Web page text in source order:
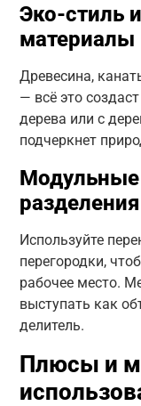
Эко-стиль
материалы
Древесина,
— всё это
дерева или с
подчеркнет
Используйте
перегородки,
рабочее место.
выступать как
делитель.
Плюсы и